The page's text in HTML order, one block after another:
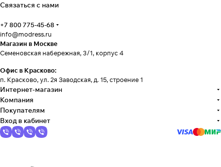
Связаться с нами
+7 800 775-45-68
info@modress.ru
Магазин в Москве
Семеновская набережная, 3/1, корпус 4
Офис в Красково:
п. Красково, ул. 2я Заводская, д. 15, строение 1
Интернет-магазин
Компания
Покупателям
Вход в кабинет